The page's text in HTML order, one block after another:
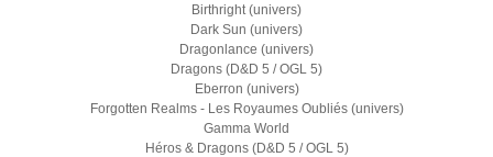
Birthright (univers)
Dark Sun (univers)
Dragonlance (univers)
Dragons (D&D 5 / OGL 5)
Eberron (univers)
Forgotten Realms - Les Royaumes Oubliés (univers)
Gamma World
Héros & Dragons (D&D 5 / OGL 5)